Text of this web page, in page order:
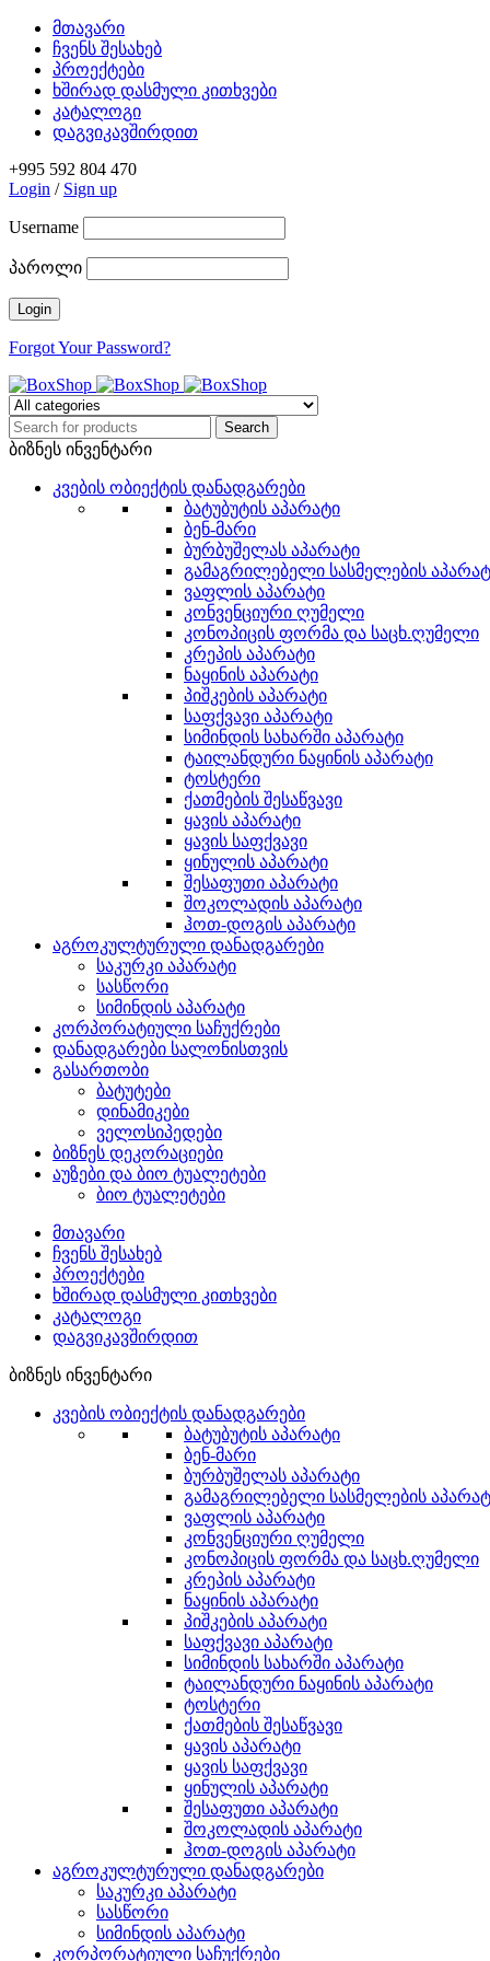
მთავარი
ჩვენს შესახებ
პროექტები
ხშირად დასმული კითხვები
კატალოგი
დაგვიკავშირდით
+995 592 804 470
Login / Sign up
Username
პაროლი
Forgot Your Password?
ბიზნეს ინვენტარი
კვების ობიექტის დანადგარები
ბატუბუტის აპარატი
ბენ-მარი
ბურბუშელას აპარატი
გამაგრილებელი სასმელების
ვაფლის აპარატი
კონვენციური ღუმელი
კონოპიცის ფორმა და საცხ.ღუმელი
კრეპის აპარატი
ნაყინის აპარატი
პიშკების აპარატი
საფქვავი აპარატი
სიმინდის სახარში აპარატი
ტაილანდური ნაყინის აპარატი
ტოსტერი
ქათმების შესაწვავი
ყავის აპარატი
ყავის საფქვავი
ყინულის აპარატი
შესაფუთი აპარატი
შოკოლადის აპარატი
ჰოთ-დოგის აპარატი
აგროკულტურული დანადგარები
საკურკი აპარატი
სასწორი
სიმინდის აპარატი
კორპორატიული საჩუქრები
დანადგარები სალონისთვის
გასართობი
ბატუტები
დინამიკები
ველოსიპედები
ბიზნეს დეკორაციები
აუზები და ბიო ტუალეტები
ბიო ტუალეტები
მთავარი
ჩვენს შესახებ
პროექტები
ხშირად დასმული კითხვები
კატალოგი
დაგვიკავშირდით
ბიზნეს ინვენტარი
კვების ობიექტის დანადგარები
ბატუბუტის აპარატი
ბენ-მარი
ბურბუშელას აპარატი
გამაგრილებელი სასმელების
ვაფლის აპარატი
კონვენციური ღუმელი
კონოპიცის ფორმა და საცხ.ღუმელი
კრეპის აპარატი
ნაყინის აპარატი
პიშკების აპარატი
საფქვავი აპარატი
სიმინდის სახარში აპარატი
ტაილანდური ნაყინის აპარატი
ტოსტერი
ქათმების შესაწვავი
ყავის აპარატი
ყავის საფქვავი
ყინულის აპარატი
შესაფუთი აპარატი
შოკოლადის აპარატი
ჰოთ-დოგის აპარატი
აგროკულტურული დანადგარები
საკურკი აპარატი
სასწორი
სიმინდის აპარატი
კორპორატიული საჩუქრები